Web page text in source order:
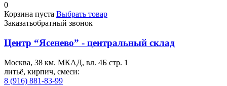
0
Корзина пуста Выбрать товар
Заказатьобратный звонок
Центр “Ясенево” - центральный склад
Москва, 38 км. МКАД, вл. 4Б стр. 1
литьё, кирпич, смеси:
8 (916) 881-83-99